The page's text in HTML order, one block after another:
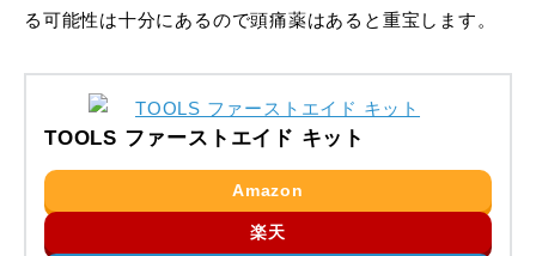
る可能性は十分にあるので頭痛薬はあると重宝します。
TOOLS ファーストエイド キット
Amazon
楽天